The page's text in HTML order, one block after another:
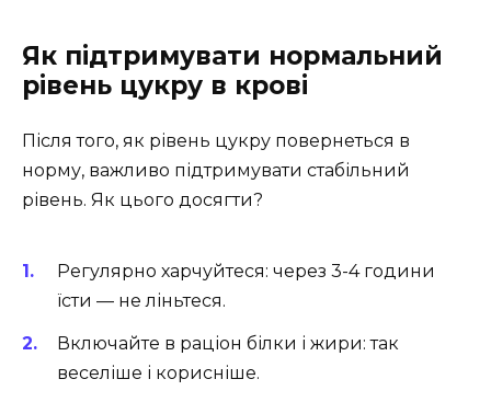
Як підтримувати нормальний
рівень цукру в крові
Після того, як рівень цукру повернеться в
норму, важливо підтримувати стабільний
рівень. Як цього досягти?
Регулярно харчуйтеся: через 3-4 години
їсти — не ліньтеся.
Включайте в раціон білки і жири: так
веселіше і корисніше.